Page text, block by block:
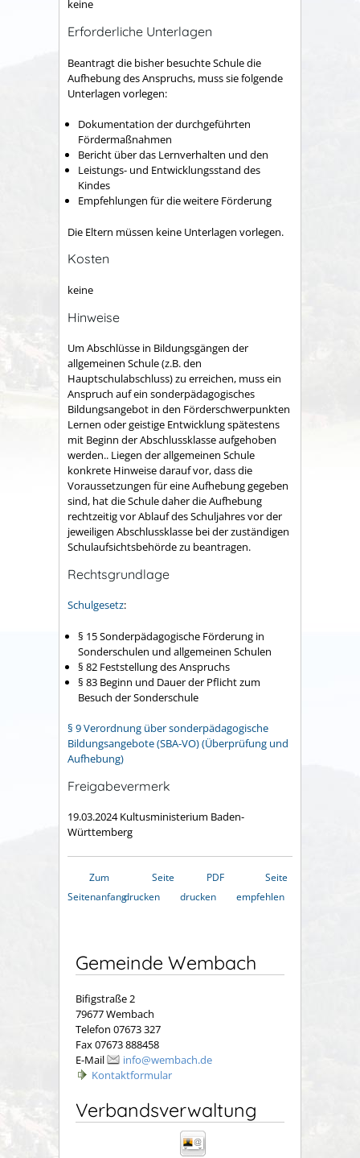
keine
Erforderliche Unterlagen
Beantragt die bisher besuchte Schule die
Aufhebung des Anspruchs, muss sie folgende
Unterlagen vorlegen:
Dokumentation der durchgeführten
Fördermaßnahmen
Bericht über das Lernverhalten und den
Leistungs- und Entwicklungsstand des
Kindes
Empfehlungen für die weitere Förderung
Die Eltern müssen keine Unterlagen vorlegen.
Kosten
keine
Hinweise
Um Abschlüsse in Bildungsgängen der
allgemeinen Schule (z.B. den
Hauptschulabschluss) zu erreichen, muss ein
Anspruch auf ein sonderpädagogisches
Bildungsangebot in den Förderschwerpunkten
Lernen oder geistige Entwicklung spätestens
mit Beginn der Abschlussklasse aufgehoben
werden.. Liegen der allgemeinen Schule
konkrete Hinweise darauf vor, dass die
Voraussetzungen für eine Aufhebung gegeben
sind, hat die Schule daher die Aufhebung
rechtzeitig vor Ablauf des Schuljahres vor der
jeweiligen Abschlussklasse bei der zuständigen
Schulaufsichtsbehörde zu beantragen.
Rechtsgrundlage
Schulgesetz:
§ 15 Sonderpädagogische Förderung in
Sonderschulen und allgemeinen Schulen
§ 82 Feststellung des Anspruchs
§ 83 Beginn und Dauer der Pflicht zum
Besuch der Sonderschule
§ 9 Verordnung über sonderpädagogische
Bildungsangebote (SBA-VO) (Überprüfung und
Aufhebung)
Freigabevermerk
19.03.2024 Kultusministerium Baden-
Württemberg
Zum
Seitenanfang
Seite
drucken
PDF
drucken
Seite
empfehlen
Gemeinde Wembach
Bifigstraße 2
79677 Wembach
Telefon 07673 327
Fax 07673 888458
E-Mail
info@wembach.de
Kontaktformular
Verbandsverwaltung